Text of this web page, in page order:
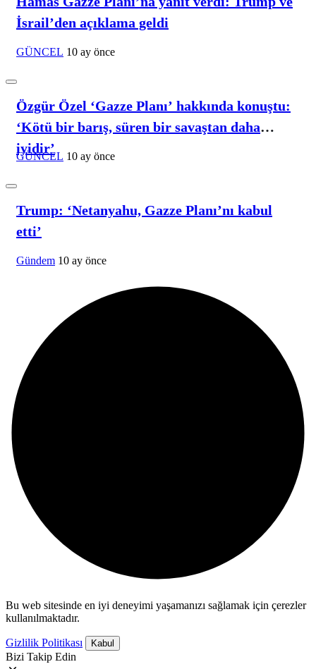
İsrail’den açıklama geldi
GÜNCEL 10 ay önce
Özgür Özel ‘Gazze Planı’ hakkında konuştu:
‘Kötü bir barış, süren bir savaştan daha
iyidir’
GÜNCEL 10 ay önce
Trump: ‘Netanyahu, Gazze Planı’nı kabul
etti’
Gündem 10 ay önce
Bu web sitesinde en iyi deneyimi yaşamanızı sağlamak için çerezler
kullanılmaktadır.
Gizlilik Politikası Kabul
Bizi Takip Edin